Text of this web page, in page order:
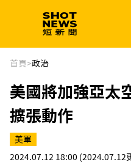
生技 政治
新南向 體育
首頁>政治
美國將加強亞太
擴張動作
美軍
2024.07.12 18:00 (2024.07.12